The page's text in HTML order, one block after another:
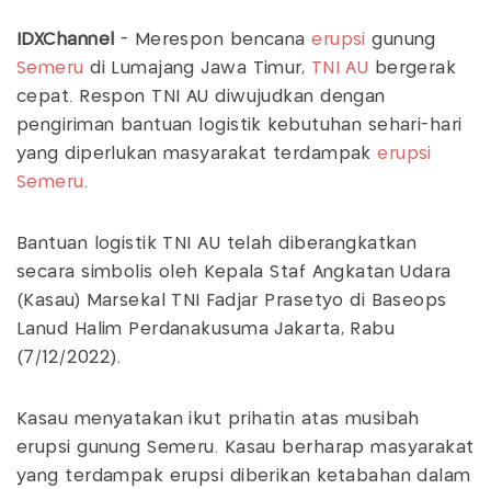
IDXChannel - Merespon bencanaerupsi gunung
Semeru di Lumajang Jawa Timur, TNI AU bergerak
cepat. Respon TNI AU diwujudkan dengan
pengiriman bantuan logistik kebutuhan sehari-hari
yang diperlukan masyarakat terdampakerupsi
Semeru .
Bantuan logistik TNI AU telah diberangkatkan
secara simbolis oleh Kepala Staf Angkatan Udara
(Kasau) Marsekal TNI Fadjar Prasetyo di Baseops
Lanud Halim Perdanakusuma Jakarta, Rabu
(7/12/2022).
Kasau menyatakan ikut prihatin atas musibah
erupsi gunung Semeru. Kasau berharap masyarakat
yang terdampak erupsi diberikan ketabahan dalam